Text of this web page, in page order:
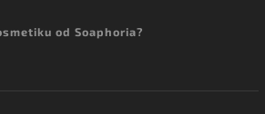
od Soaphoria?